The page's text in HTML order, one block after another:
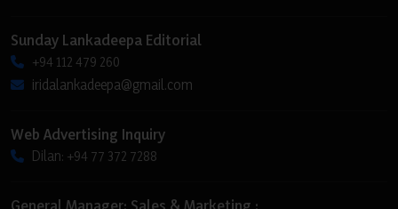
Sunday Lankadeepa Editorial
+94 112 479 260
iridalankadeepa@gmail.com
Web Advertising Inquiry
Dilan: +94 77 372 7288
General Manager: Sales & Marketing :